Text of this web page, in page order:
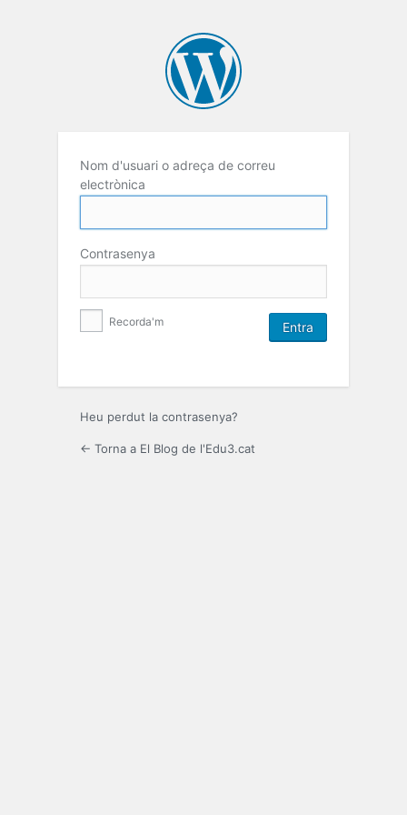
Nom d'usuari o adreça de correu
electrònica
Contrasenya
Recorda'm
Heu perdut la contrasenya?
← Torna a El Blog de l'Edu3.cat